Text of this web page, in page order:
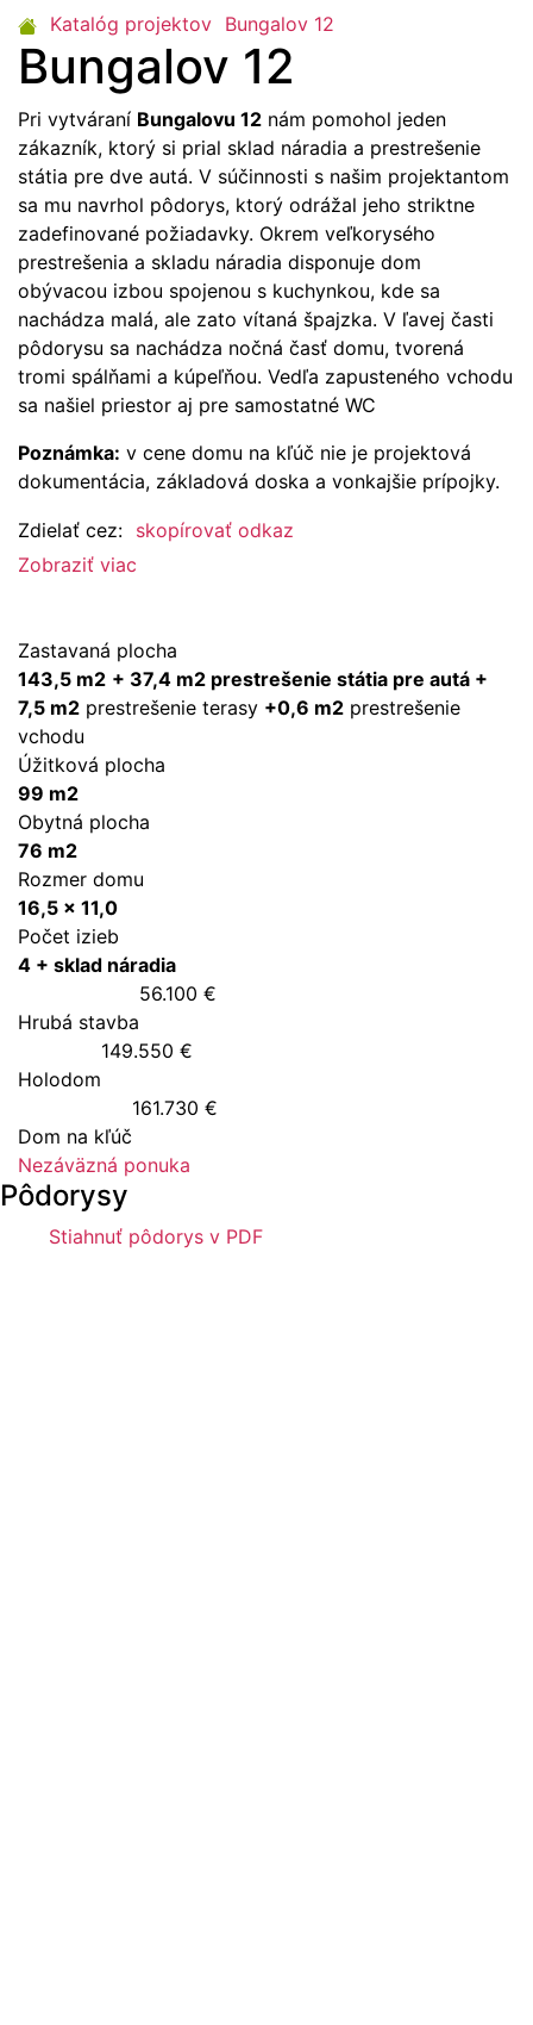
Katalóg projektov Bungalov 12
Bungalov 12
Pri vytváraní Bungalovu 12 nám pomohol jeden
zákazník, ktorý si prial sklad náradia a prestrešenie
státia pre dve autá. V súčinnosti s našim projektantom
sa mu navrhol pôdorys, ktorý odrážal jeho striktne
zadefinované požiadavky. Okrem veľkorysého
prestrešenia a skladu náradia disponuje dom
obývacou izbou spojenou s kuchynkou, kde sa
nachádza malá, ale zato vítaná špajzka. V ľavej časti
pôdorysu sa nachádza nočná časť domu, tvorená
tromi spálňami a kúpeľňou. Vedľa zapusteného vchodu
sa našiel priestor aj pre samostatné WC
Poznámka: v cene domu na kľúč nie je projektová
dokumentácia, základová doska a vonkajšie prípojky.
Zdielať cez: skopírovať odkaz
Zobraziť viac
Zastavaná plocha
143,5 m2 + 37,4 m2 prestrešenie státia pre autá +
7,5 m2 prestrešenie terasy +0,6 m2 prestrešenie
vchodu
Úžitková plocha
99 m2
Obytná plocha
76 m2
Rozmer domu
16,5 x 11,0
Počet izieb
4 + sklad náradia
Hrubá stavba
56.100 €
Holodom
149.550 €
Dom na kľúč
161.730 €
Nezáväzná ponuka
Pôdorysy
Stiahnuť pôdorys v PDF